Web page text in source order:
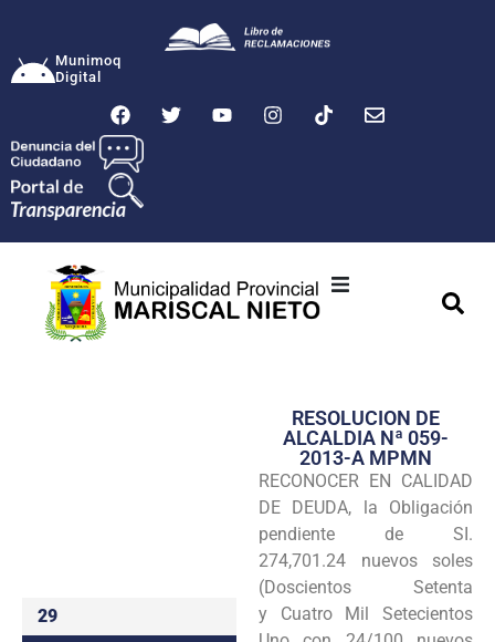
Munimoq
Digital
Transparencia
Seguridad
Programas
Intranet
29
RESOLUCION DE
ALCALDIA Nª 059-
2013-A MPMN
RECONOCER EN CALIDAD
DE DEUDA, la Obligación
pendiente de SI.
274,701.24 nuevos soles
(Doscientos Setenta
y Cuatro Mil Setecientos